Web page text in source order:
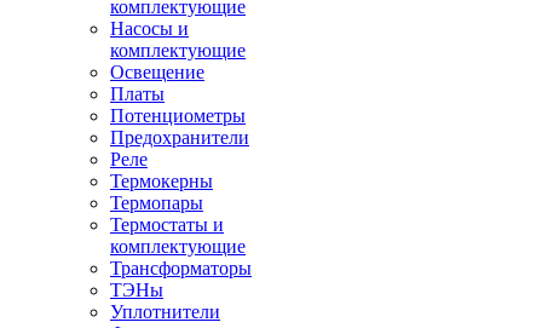
комплектующие
Насосы и
комплектующие
Освещение
Платы
Потенциометры
Предохранители
Реле
Термокерны
Термопары
Термостаты и
комплектующие
Трансформаторы
ТЭНы
Уплотнители